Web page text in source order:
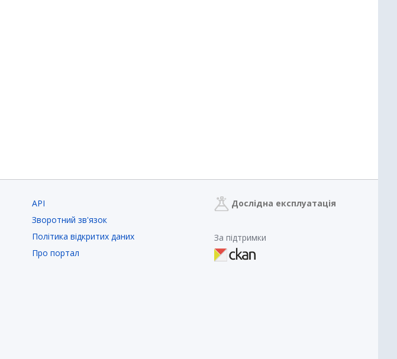
API
Зворотний зв'язок
Політика відкритих даних
Про портал
Дослідна експлуатація
За підтримки